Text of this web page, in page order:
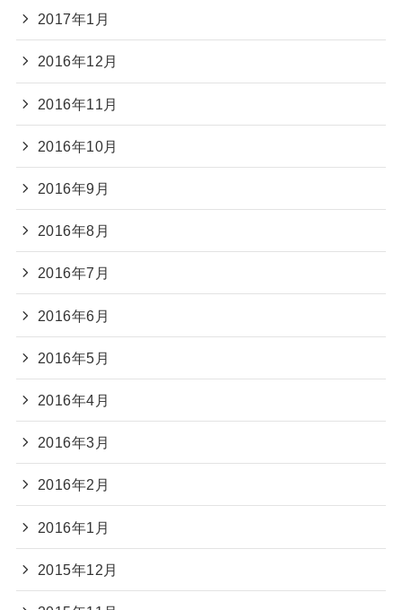
2017年1月
2016年12月
2016年11月
2016年10月
2016年9月
2016年8月
2016年7月
2016年6月
2016年5月
2016年4月
2016年3月
2016年2月
2016年1月
2015年12月